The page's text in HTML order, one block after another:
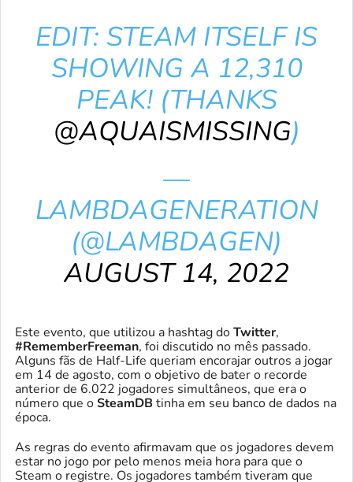
EDIT: STEAM ITSELF IS
SHOWING A 12,310
PEAK! (THANKS
@AQUAISMISSING)
—
LAMBDAGENERATION
(@LAMBDAGEN)
AUGUST 14, 2022
Este evento, que utilizou a hashtag doTwitter,
#RememberFreeman, foi discutido no mês passado.
Alguns fãs de Half-Life queriam encorajar outros a jogar
em 14 de agosto, com o objetivo de bater o recorde
anterior de 6.022 jogadores simultâneos, que era o
número que oSteamDBtinha em seu banco de dados na
época.
As regras do evento afirmavam que os jogadores devem
estar no jogo por pelo menos meia hora para que o
Steam o registre. Os jogadores também tiveram que